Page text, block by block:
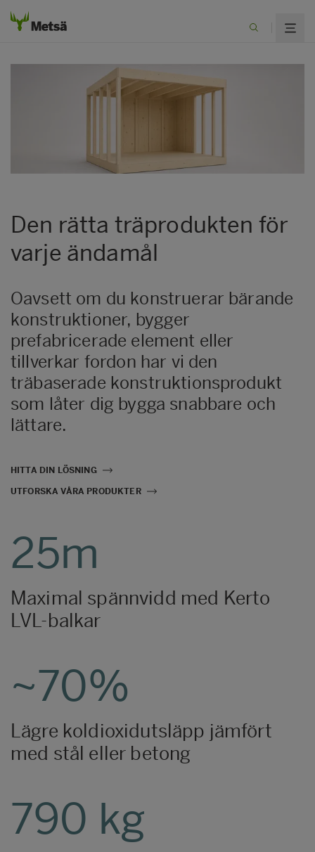
Den rätta träprodukten för
varje ändamål
Oavsett om du konstruerar bärande
konstruktioner, bygger
prefabricerade element eller
tillverkar fordon har vi den
träbaserade konstruktionsprodukt
som låter dig bygga snabbare och
lättare.
HITTA DIN LÖSNING
UTFORSKA VÅRA PRODUKTER
25m
Maximal spännvidd med Kerto
LVL-balkar
~70%
Lägre koldioxidutsläpp jämfört
med stål eller betong
790 kg